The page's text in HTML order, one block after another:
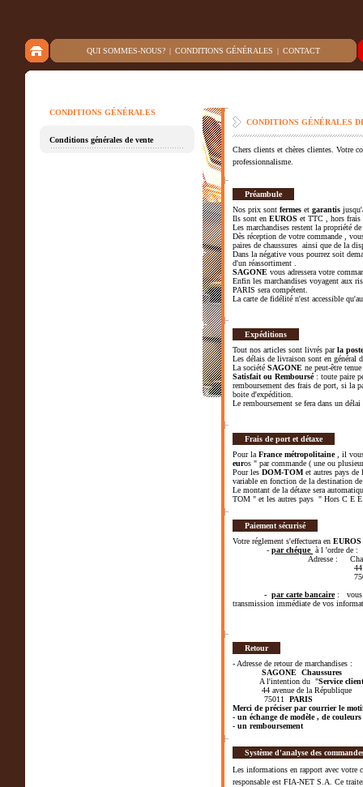
QUI SOMMES-NOUS? | CONDITIONS GÉNÉRALES | CONTACT
CONDITIONS GÉNÉRALES
Conditions générales de vente
CONDITIONS GÉNÉRALES
Chers clients et chères clientes. Votre
professionnalisme.
Préambule
Nos prix sont fermes et garantis
Ils sont en EUROS et TTC , hors frais
Les marchandises restent la propriété
Dès réception de votre commande ,
paires de chaussures ainsi que de la
Dans la négative vous pourrez soit
d'un réassortiment .
SAGONE vous adressera votre
Enfin les marchandises voyagent aux
PARIS sera compétent.
La carte de fidélité n'est accessible
Expéditions
Tout nos articles sont livrés parla poste
Les délais de livraison sont en général
La société SAGONE ne peut-être
Satisfait ou Remboursé: toute paire
remboursement des frais de port, si la
boite d'expédition.
Le remboursement se fera dans un
Frais de port et détaxe
Pour la France métropolitaine, il vous
euros " par commande ( une ou
Pour les DOM-TOM et autres pays de
variable en fonction de la destination
Le montant de la détaxe sera
TOM " et les autres pays " Hors C E
Paiement sécurisé
Votre réglement s'effectuera en EUROS
- par chéque à l 'ordre
Adresse :
44 avenue de la
- par carte bancaire: vous
transmission immédiate de vos
Retour
- Adresse de retour de marchandises :
SAGONE Chaussures
A l'intention du "Service client
44 avenue de la République
75011 PARIS
Merci de préciser par courrier le
- un échange de modèle , de
- un remboursement
Système d'analyse des
Les informations en rapport avec votre
responsable est FIA-NET S.A. Ce